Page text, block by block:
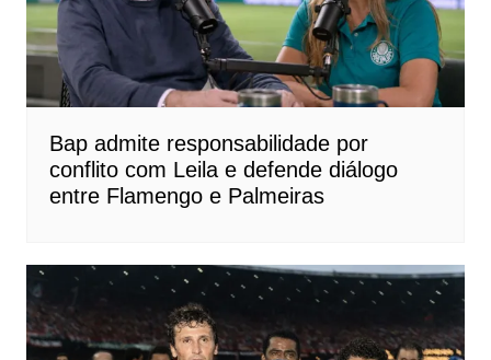
Bap admite responsabilidade por
conflito com Leila e defende diálogo
entre Flamengo e Palmeiras